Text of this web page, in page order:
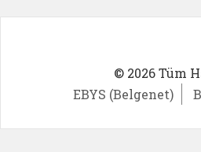
© 2026 Tüm
EBYS (Belgenet)